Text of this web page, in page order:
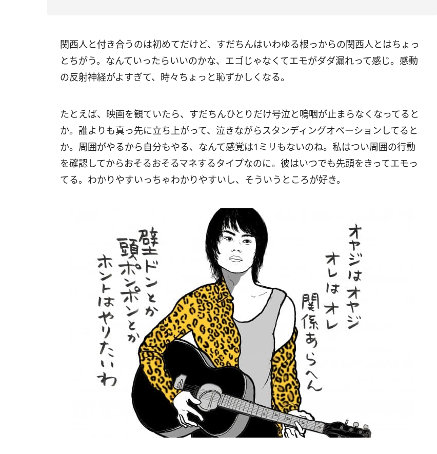
関西人と付き合うのは初めてだけど、すだちんはいわゆる根っからの関西人とはちょっ
とちがう。なんていったらいいのかな、エゴじゃなくてエモがダダ漏れって感じ。感動
の反射神経がよすぎて、時々ちょっと恥ずかしくなる。
たとえば、映画を観ていたら、すだちんひとりだけ号泣と嗚咽が止まらなくなってると
か。誰よりも真っ先に立ち上がって、泣きながらスタンディングオベーションしてると
か。周囲がやるから自分もやる、なんて感覚は1ミリもないのね。私はつい周囲の行動
を確認してからおそるおそるマネするタイプなのに。彼はいつでも先頭をきってエモっ
てる。わかりやすいっちゃわかりやすいし、そういうところが好き。